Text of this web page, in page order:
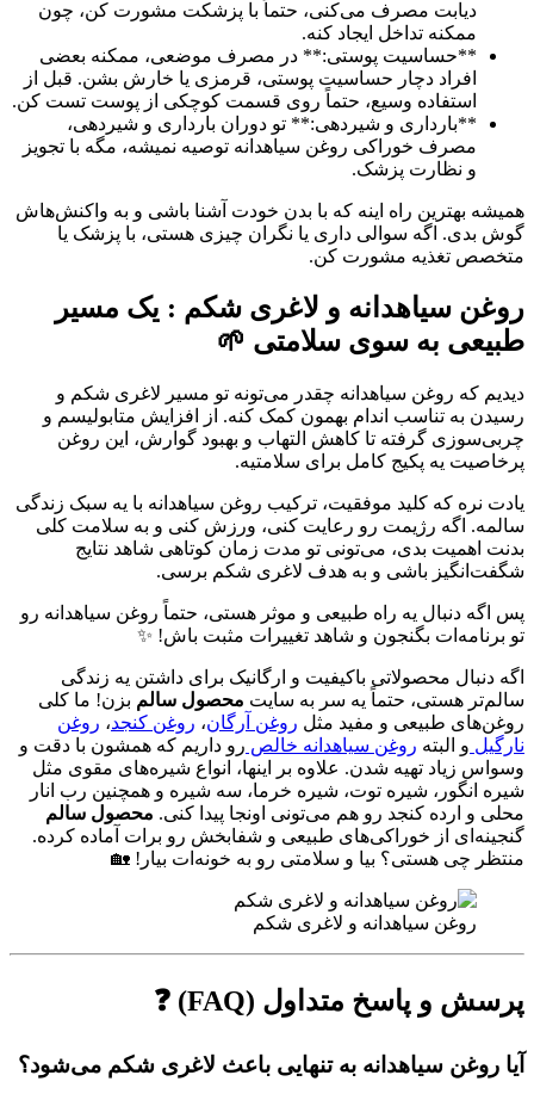
دیابت مصرف می‌کنی، حتماً با پزشکت مشورت کن، چون
ممکنه تداخل ایجاد کنه.
**حساسیت پوستی:** در مصرف موضعی، ممکنه بعضی
افراد دچار حساسیت پوستی، قرمزی یا خارش بشن. قبل از
استفاده وسیع، حتماً روی قسمت کوچکی از پوست تست کن.
**بارداری و شیردهی:** تو دوران بارداری و شیردهی،
مصرف خوراکی روغن سیاهدانه توصیه نمیشه، مگه با تجویز
و نظارت پزشک.
همیشه بهترین راه اینه که با بدن خودت آشنا باشی و به واکنش‌هاش
گوش بدی. اگه سوالی داری یا نگران چیزی هستی، با پزشک یا
متخصص تغذیه مشورت کن.
روغن سیاهدانه و لاغری شکم : یک مسیر
طبیعی به سوی سلامتی 🌱
دیدیم که روغن سیاهدانه چقدر می‌تونه تو مسیر لاغری شکم و
رسیدن به تناسب اندام بهمون کمک کنه. از افزایش متابولیسم و
چربی‌سوزی گرفته تا کاهش التهاب و بهبود گوارش، این روغن
پرخاصیت یه پکیج کامل برای سلامتیه.
یادت نره که کلید موفقیت، ترکیب روغن سیاهدانه با یه سبک زندگی
سالمه. اگه رژیمت رو رعایت کنی، ورزش کنی و به سلامت کلی
بدنت اهمیت بدی، می‌تونی تو مدت زمان کوتاهی شاهد نتایج
شگفت‌انگیز باشی و به هدف لاغری شکم برسی.
پس اگه دنبال یه راه طبیعی و موثر هستی، حتماً روغن سیاهدانه رو
تو برنامه‌ات بگنجون و شاهد تغییرات مثبت باش! ✨
اگه دنبال محصولاتی باکیفیت و ارگانیک برای داشتن یه زندگی
سالم‌تر هستی، حتماً یه سر به سایت محصول سالم بزن! ما کلی
روغن‌های طبیعی و مفید مثل روغن آرگان، روغن کنجد، روغن
نارگیل و البته روغن سیاهدانه خالص رو داریم که همشون با دقت و
وسواس زیاد تهیه شدن. علاوه بر اینها، انواع شیره‌های مقوی مثل
شیره انگور، شیره توت، شیره خرما، سه شیره و همچنین رب انار
محلی و ارده کنجد رو هم می‌تونی اونجا پیدا کنی. محصول سالم
گنجینه‌ای از خوراکی‌های طبیعی و شفابخش رو برات آماده کرده.
منتظر چی هستی؟ بیا و سلامتی رو به خونه‌ات بیار! 🏡
روغن سیاهدانه و لاغری شکم
پرسش و پاسخ متداول (FAQ) ❓
آیا روغن سیاهدانه به تنهایی باعث لاغری شکم می‌شود؟